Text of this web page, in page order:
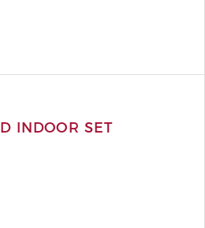
INDOOR SET